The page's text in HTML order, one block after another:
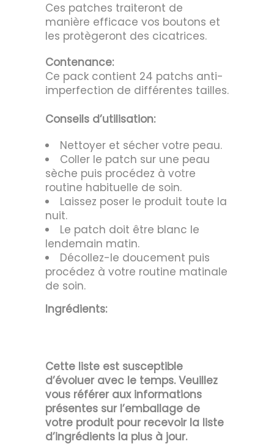
Ces patches traiteront de
manière efficace vos boutons et
les protègeront des cicatrices.
Contenance:
Ce pack contient 24 patchs anti-
imperfection de différentes tailles.
Conseils d’utilisation:
Nettoyer et sécher votre peau.
Coller le patch sur une peau
sèche puis procédez à votre
routine habituelle de soin.
Laissez poser le produit toute la
nuit.
Le patch doit être blanc le
lendemain matin.
Décollez-le doucement puis
procédez à votre routine matinale
de soin.
Ingrédients:
Cette liste est susceptible
d’évoluer avec le temps. Veuillez
vous référer aux informations
présentes sur l’emballage de
votre produit pour recevoir la liste
d’ingrédients la plus à jour.